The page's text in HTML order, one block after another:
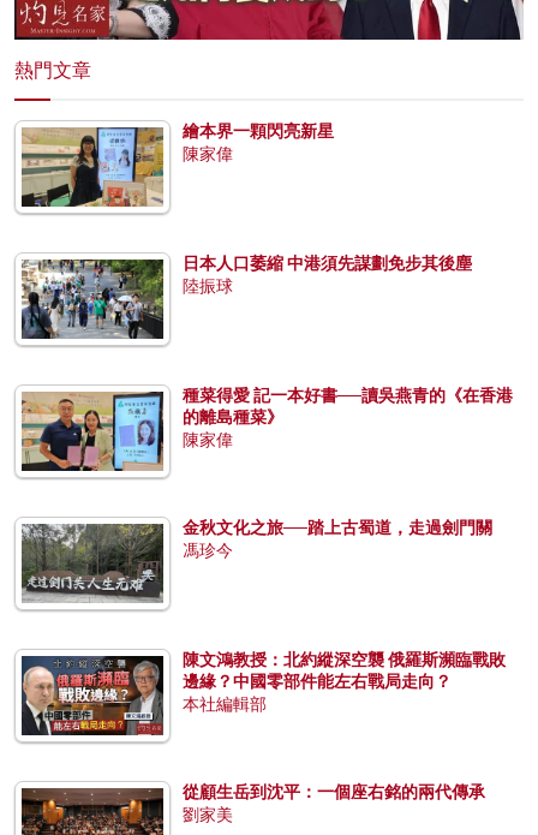
熱門文章
繪本界一顆閃亮新星
陳家偉
日本人口萎縮 中港須先謀劃免步其後塵
陸振球
種菜得愛 記一本好書──讀吳燕青的《在香港
的離島種菜》
陳家偉
金秋文化之旅──踏上古蜀道，走過劍門關
馮珍今
陳文鴻教授：北約縱深空襲 俄羅斯瀕臨戰敗
邊緣？中國零部件能左右戰局走向？
本社編輯部
從顧生岳到沈平：一個座右銘的兩代傳承
劉家美